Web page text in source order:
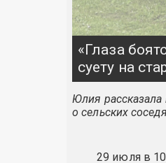
«Глаза
суету на
Юлия рассказала
о сельских
29 июля в